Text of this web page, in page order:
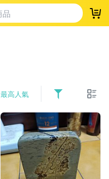
登
最高人氣